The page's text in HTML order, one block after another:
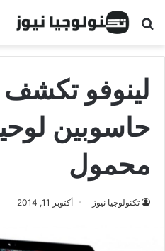
البحث عن
لينوفو
حاسوبين
محمول
تكنولوجيا نيوز أكتوبر 11, 2014